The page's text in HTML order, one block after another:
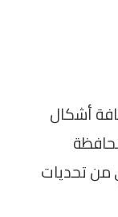
أشكال
من تحديات